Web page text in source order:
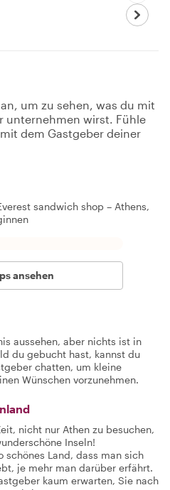
um zu sehen, was du mit
unternehmen wirst. Fühle
dem Gastgeber deiner
sandwich shop – Athens,
ansehen
aussehen, aber nichts ist in
du gebucht hast, kannst du
chatten, um kleine
Wünschen vorzunehmen.
nicht nur Athen zu besuchen,
Inseln!
schönes Land, dass man sich
je mehr man darüber erfährt.
kaum erwarten, Sie nach